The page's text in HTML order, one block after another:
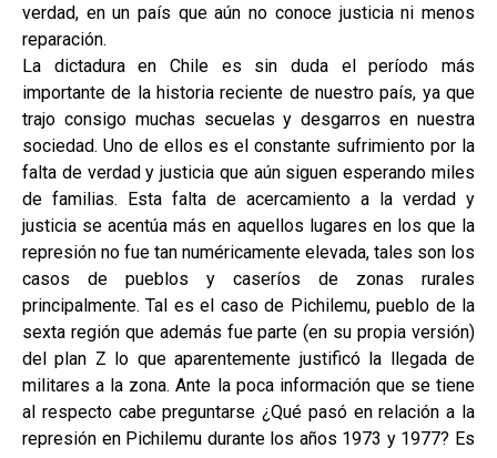
verdad, en un país que aún no conoce justicia ni menos
reparación.
La dictadura en Chile es sin duda el período más
importante de la historia reciente de nuestro país, ya que
trajo consigo muchas secuelas y desgarros en nuestra
sociedad. Uno de ellos es el constante sufrimiento por la
falta de verdad y justicia que aún siguen esperando miles
de familias. Esta falta de acercamiento a la verdad y
justicia se acentúa más en aquellos lugares en los que la
represión no fue tan numéricamente elevada, tales son los
casos de pueblos y caseríos de zonas rurales
principalmente. Tal es el caso de Pichilemu, pueblo de la
sexta región que además fue parte (en su propia versión)
del plan Z lo que aparentemente justificó la llegada de
militares a la zona. Ante la poca información que se tiene
al respecto cabe preguntarse ¿Qué pasó en relación a la
represión en Pichilemu durante los años 1973 y 1977? Es